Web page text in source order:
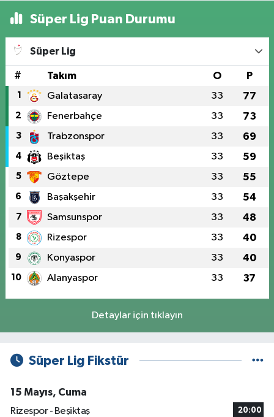
Süper Lig Puan Durumu
Süper Lig
# Takım O P
1 Galatasaray 33 77
2 Fenerbahçe 33 73
3 Trabzonspor 33 69
4 Beşiktaş 33 59
5 Göztepe 33 55
6 Başakşehir 33 54
7 Samsunspor 33 48
8 Rizespor 33 40
9 Konyaspor 33 40
10 Alanyaspor 33 37
Detaylar için tıklayın
Süper Lig Fikstür
15 Mayıs, Cuma
Rizespor - Beşiktaş
20:00